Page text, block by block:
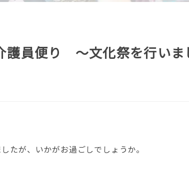
員便り ～文化祭を行いま
たが、いかがお過ごしでしょうか。